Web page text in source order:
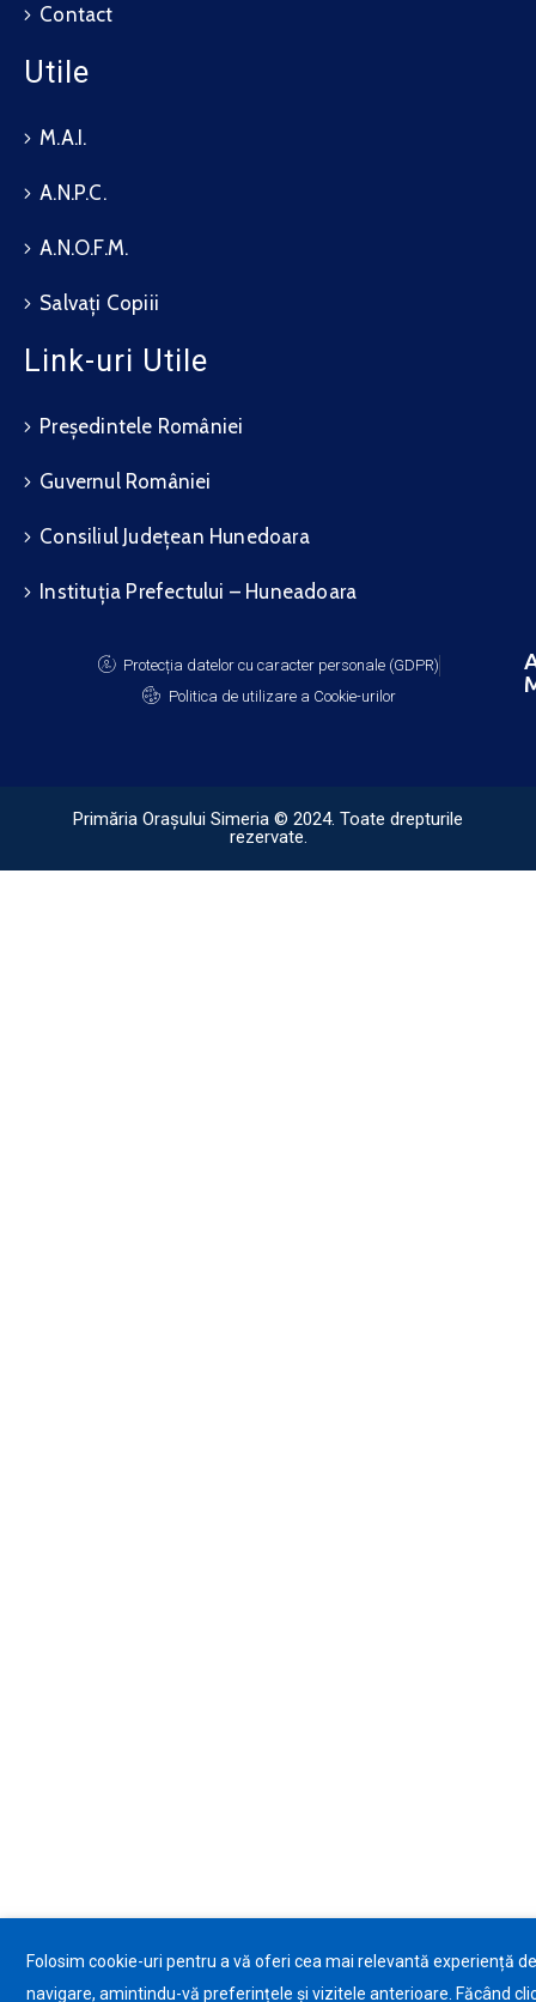
Contact
Utile
M.A.I.
A.N.P.C.
A.N.O.F.M.
Salvați Copiii
Link-uri Utile
Președintele României
Guvernul României
Consiliul Județean Hunedoara
Instituția Prefectului – Huneadoara
Protecția datelor cu caracter personale (GDPR)
Politica de utilizare a Cookie-urilor
Primăria Orașului Simeria © 2024. Toate drepturile
rezervate.
Folosim cookie-uri pentru a vă oferi cea mai relevantă experiență de
navigare, amintindu-vă preferințele și vizitele anterioare. Făcând